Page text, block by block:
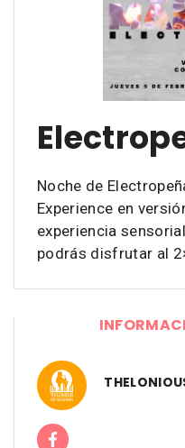
Noche de
Experience en
experiencia
podrás disfrutar al